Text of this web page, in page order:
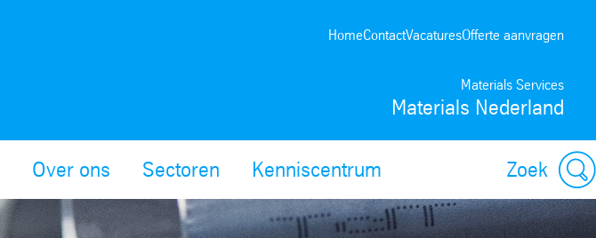
Materials Services
Materials Nederland
HomeContactVacaturesOfferte aanvragen
Over ons Sectoren Kenniscentrum Zoek